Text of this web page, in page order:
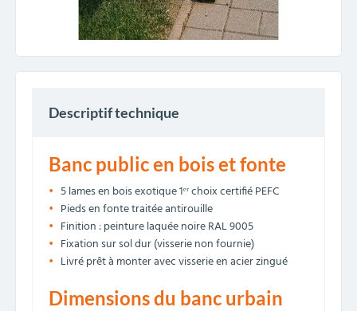
Descriptif technique
Banc public en bois et fonte
5 lames en bois exotique 1ᵉʳ choix certifié PEFC
Pieds en fonte traitée antirouille
Finition : peinture laquée noire RAL 9005
Fixation sur sol dur (visserie non fournie)
Livré prêt à monter avec visserie en acier zingué
Dimensions du banc urbain